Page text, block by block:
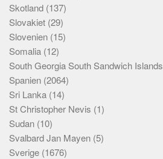
Skotland (137)
Slovakiet (29)
Slovenien (15)
Somalia (12)
South Georgia South Sandwich Islands
Spanien (2064)
Sri Lanka (14)
St Christopher Nevis (1)
Sudan (10)
Svalbard Jan Mayen (5)
Sverige (1676)